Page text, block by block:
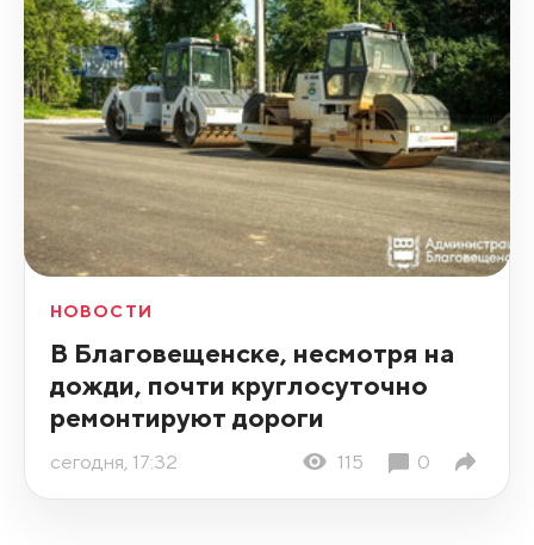
НОВОСТИ
В Благовещенске, несмотря на
дожди, почти круглосуточно
ремонтируют дороги
сегодня, 17:32 115 0